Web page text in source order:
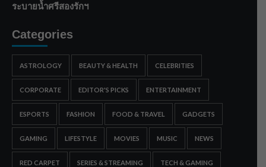
ระบายน้ำศรีสองรักฯ
Categories
ASTROLOGY BEAUTY & HEALTH CELEBRITIES
CORPORATE EDITOR'S PICKS ENTERTAINMENT
ESPORTS FASHION FOOD & TRAVEL GADGETS
GAMING LIFESTYLE MOVIES MUSIC NEWS
RED CARPET SERIES & STREAMING TECH & GAMING